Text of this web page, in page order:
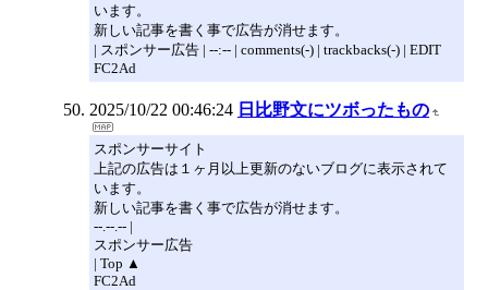
います。
新しい記事を書く事で広告が消せます。
| スポンサー広告 | --:-- | comments(-) | trackbacks(-) | EDIT
FC2Ad
2025/10/22 00:46:24 日比野文にツボったもの
スポンサーサイト
上記の広告は１ヶ月以上更新のないブログに表示されて
います。
新しい記事を書く事で広告が消せます。
--.--.-- |
スポンサー広告
| Top ▲
FC2Ad